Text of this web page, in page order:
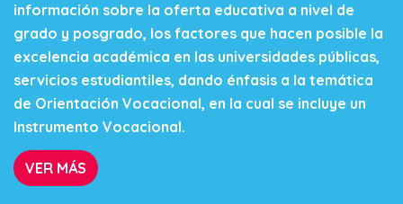
información sobre la oferta educativa a nivel de
grado y posgrado, los factores que hacen posible la
excelencia académica en las universidades públicas,
servicios estudiantiles, dando énfasis a la temática
de Orientación Vocacional, en la cual se incluye un
Instrumento Vocacional.
VER MÁS